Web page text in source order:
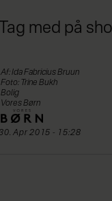
Tag med på
Af: Ida Fabricius Bruun
Foto: Trine Bukh
Bolig
Vores Børn
30. Apr 2015 - 15:28